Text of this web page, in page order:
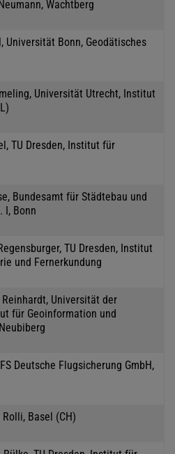
Wachtberg
Universität Bonn, Geodätisches
Universität Utrecht, Institut
TU Dresden, Institut für
Bundesamt für Städtebau und
I, Bonn
TU Dresden, Institut
und Fernerkundung
Universität der
für Geoinformation und
Deutsche Flugsicherung GmbH,
Basel (CH)